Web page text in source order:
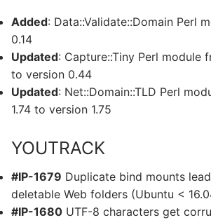
Added: Data::Validate::Domain Perl
0.14
Updated: Capture::Tiny Perl module
to version 0.44
Updated: Net::Domain::TLD Perl
1.74 to version 1.75
YOUTRACK
#IP-1679 Duplicate bind mounts
deletable Web folders (Ubuntu <
#IP-1680 UTF-8 characters get